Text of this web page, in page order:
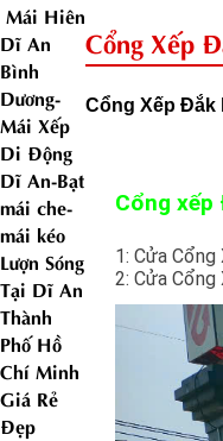
Cổng Xếp
Cổng Xếp Đắk
Cổng xếp
1: Cửa
2: Cửa Cổng
Mái Hiên
Dĩ An
Bình
Dương-
Mái Xếp
Di Động
Dĩ An-Bạt
mái che-
mái kéo
Lượn Sóng
Tại Dĩ An
Thành
Phố Hồ
Chí Minh
Giá Rẻ
Đẹp